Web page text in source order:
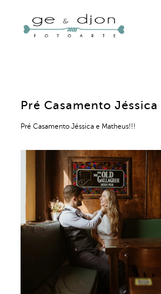
Pré Casamento
Pré Casamento Jéssica e Matheus!!!